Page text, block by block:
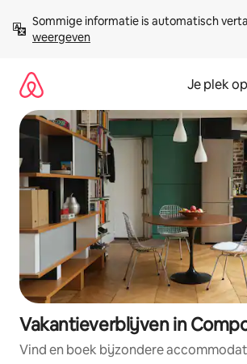
direct
naar
Sommige informatie is automatisch
weergeven
Je plek
Vakantieverblijven in
Vind en boek bijzondere